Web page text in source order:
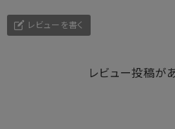
レビューを書く
レビュー投稿が